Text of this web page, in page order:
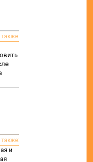
также:
также:
и